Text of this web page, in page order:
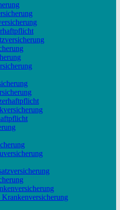
Krankenversicherung